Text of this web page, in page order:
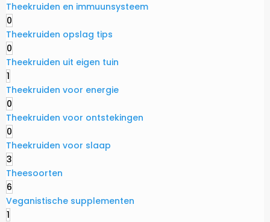
Theekruiden en immuunsysteem
0
Theekruiden opslag tips
0
Theekruiden uit eigen tuin
1
Theekruiden voor energie
0
Theekruiden voor ontstekingen
0
Theekruiden voor slaap
3
Theesoorten
6
Veganistische supplementen
1